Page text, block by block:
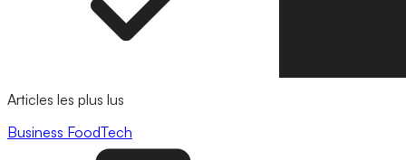
Articles les plus lus
Business FoodTech